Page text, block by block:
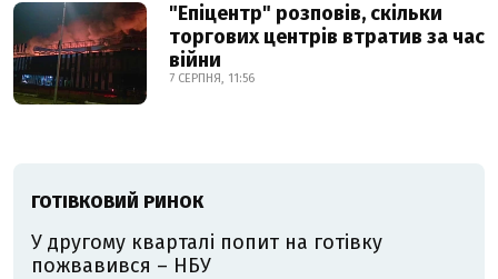
"Епіцентр" розповів, скільки
торгових центрів втратив за час
війни
7 СЕРПНЯ, 11:56
ГОТІВКОВИЙ РИНОК
У другому кварталі попит на готівку
пожвавився – НБУ